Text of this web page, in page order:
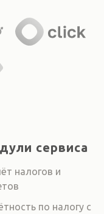
сервиса
налогов и
по налогу с